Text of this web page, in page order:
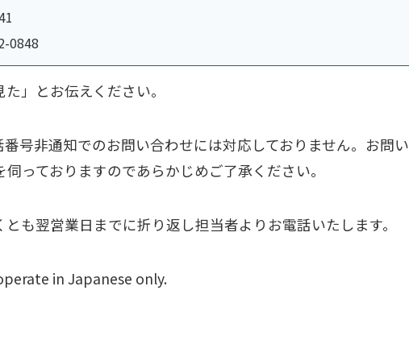
0848
」とお伝えください。
号非通知でのお問い合わせには対応しておりません。お問い
っておりますのであらかじめご了承ください。
も翌営業日までに折り返し担当者よりお電話いたします。
in Japanese only.